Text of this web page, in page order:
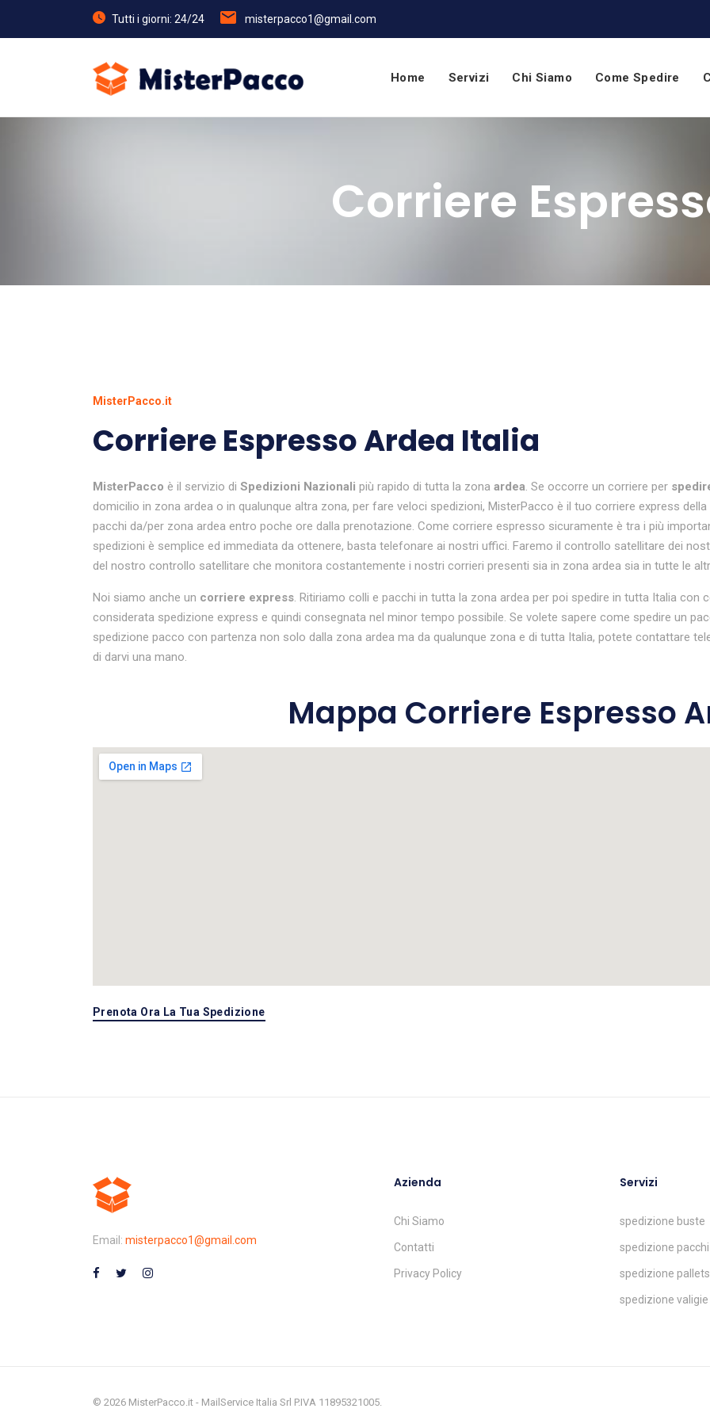
Tutti i giorni: 24/24 misterpacco1@gmail.com
Home Servizi Chi Siamo Come Spedire
Corriere
MisterPacco.it
Corriere Espresso Ardea Italia
MisterPacco è il servizio di Spedizioni Nazionali più rapido di tutta la zona ardea. Se occorre un corriere per
domicilio in zona ardea o in qualunque altra zona, per fare veloci spedizioni, MisterPacco è il tuo corriere express
pacchi da/per zona ardea entro poche ore dalla prenotazione. Come corriere espresso sicuramente è tra i più
spedizioni è semplice ed immediata da ottenere, basta telefonare ai nostri uffici. Faremo il controllo satellitare dei
del nostro controllo satellitare che monitora costantemente i nostri corrieri presenti sia in zona ardea sia in tutte le
Noi siamo anche un corriere express. Ritiriamo colli e pacchi in tutta la zona ardea per poi spedire in tutta Italia con
considerata spedizione express e quindi consegnata nel minor tempo possibile. Se volete sapere come spedire un
spedizione pacco con partenza non solo dalla zona ardea ma da qualunque zona e di tutta Italia, potete contattare
di darvi una mano.
Mappa Corriere Espresso
Prenota Ora La Tua Spedizione
Email: misterpacco1@gmail.com
Azienda
Chi Siamo
Contatti
Privacy Policy
Servizi
spedizione buste
spedizione pacchi
spedizione pallets
spedizione valigie
© 2026 MisterPacco.it - MailService Italia Srl P.IVA 11895321005.